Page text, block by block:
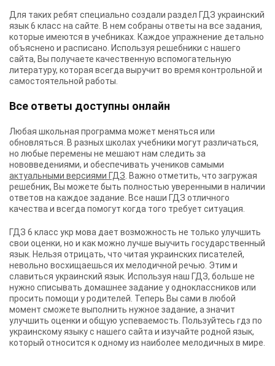
Для таких ребят специально создали раздел ГДЗ украинский
язык 6 класс на сайте. В нем собраны ответы на все задания,
которые имеются в учебниках. Каждое упражнение детально
объяснено и расписано. Используя решебники с нашего
сайта, Вы получаете качественную вспомогательную
литературу, которая всегда выручит во время контрольной и
самостоятельной работы.
Все ответы доступны онлайн
Любая школьная программа может меняться или
обновляться. В разных школах учебники могут различаться,
но любые перемены не мешают нам следить за
нововведениями, и обеспечивать учеников самыми
актуальными версиями ГДЗ . Важно отметить, что загружая
решебник, Вы можете быть полностью уверенными в наличии
ответов на каждое задание. Все наши ГДЗ отличного
качества и всегда помогут когда того требует ситуация.
ГДЗ 6 класс укр мова дает возможность не только улучшить
свои оценки, но и как можно лучше выучить государственный
язык. Нельзя отрицать, что читая украинских писателей,
невольно восхищаешься их мелодичной речью. Этим и
славиться украинский язык. Используя наш ГДЗ, больше не
нужно списывать домашнее задание у одноклассников или
просить помощи у родителей. Теперь Вы сами в любой
момент сможете выполнить нужное задание, а значит
улучшить оценки и общую успеваемость. Пользуйтесь гдз по
украинскому языку с нашего сайта и изучайте родной язык,
который относится к одному из наиболее мелодичных в мире.